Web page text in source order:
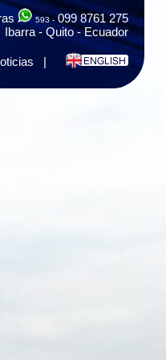
593 -099 8761 275
- Quito - Ecuador
|